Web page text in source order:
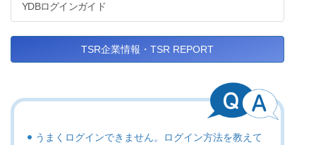
YDBログインガイド
TSR企業情報・TSR REPORT
うまくログインできません。ログイン方法を教えて